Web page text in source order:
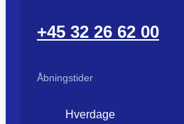
+45 32 26 62 00
Åbningstider
Hverdage